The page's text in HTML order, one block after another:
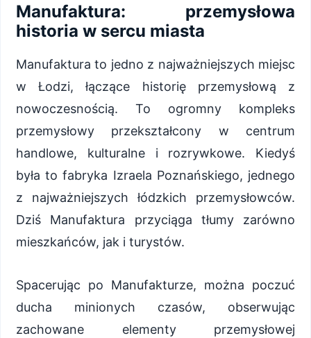
Manufaktura: przemysłowa
historia w sercu miasta
Manufaktura to jedno z najważniejszych miejsc
w Łodzi, łączące historię przemysłową z
nowoczesnością. To ogromny kompleks
przemysłowy przekształcony w centrum
handlowe, kulturalne i rozrywkowe. Kiedyś
była to fabryka Izraela Poznańskiego, jednego
z najważniejszych łódzkich przemysłowców.
Dziś Manufaktura przyciąga tłumy zarówno
mieszkańców, jak i turystów.
Spacerując po Manufakturze, można poczuć
ducha minionych czasów, obserwując
zachowane elementy przemysłowej